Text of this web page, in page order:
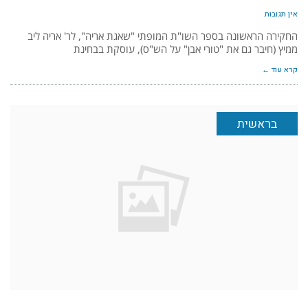
אין תגובות
החקירה הראשונה בספר השו"ת המופתי "שאגת אריה", לר' אריה ליב
ממיץ (חיבר גם את "טורי אבן" על הש"ס), עוסקת בבחינת
קרא עוד ←
בראשית